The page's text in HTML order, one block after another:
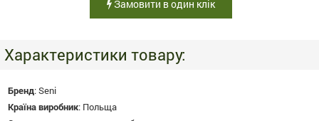
Замовити в один клік
Характеристики товару:
Бренд:Seni
Країна виробник: Польща